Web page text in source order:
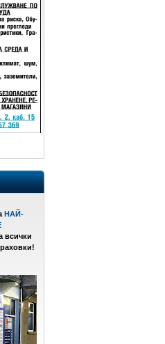
НАЙ-
всички